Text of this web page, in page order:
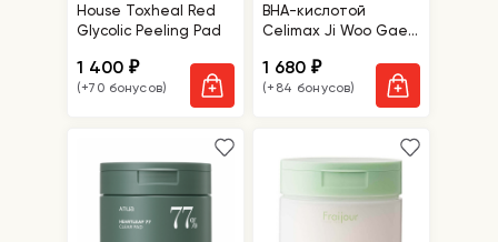
House Toxheal Red
Glycolic Peeling Pad
1 400₽
(+70 бонусов)
BHA-кислотой
Celimax Ji Woo Gae
Peelind Pad
1 680₽
(+84 бонусов)